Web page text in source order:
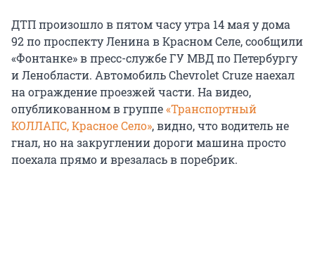
ДТП произошло в пятом часу утра 14 мая у дома
92 по проспекту Ленина в Красном Селе, сообщили
«Фонтанке» в пресс-службе ГУ МВД по Петербургу
и Ленобласти. Автомобиль Chevrolet Cruze наехал
на ограждение проезжей части. На видео,
опубликованном в группе«Транспортный
КОЛЛАПС, Красное Село», видно, что водитель не
гнал, но на закруглении дороги машина просто
поехала прямо и врезалась в поребрик.